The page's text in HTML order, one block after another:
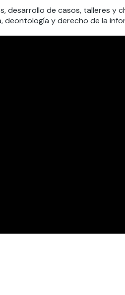
desarrollo de casos, talleres y
deontología y derecho de la